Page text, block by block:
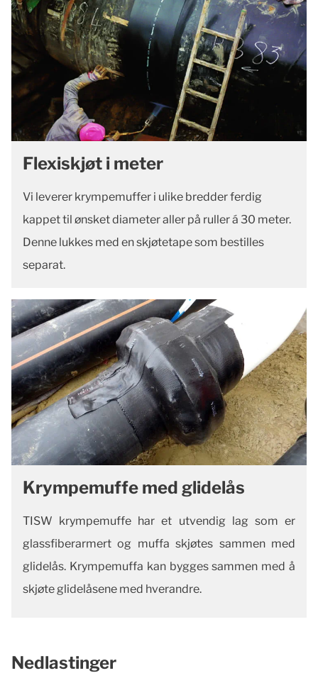
Flexiskjøt i meter
Vi leverer krympemuffer i ulike bredder ferdig
kappet til ønsket diameter aller på ruller á 30 meter.
Denne lukkes med en skjøtetape som bestilles
separat.
Krympemuffe med glidelås
TISW krympemuffe har et utvendig lag som er
glassfiberarmert og muffa skjøtes sammen med
glidelås. Krympemuffa kan bygges sammen med å
skjøte glidelåsene med hverandre.
Nedlastinger